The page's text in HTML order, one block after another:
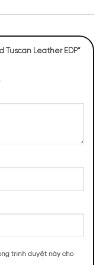
Tuscan Leather
Tuscan Leather EDP”
trình duyệt này cho